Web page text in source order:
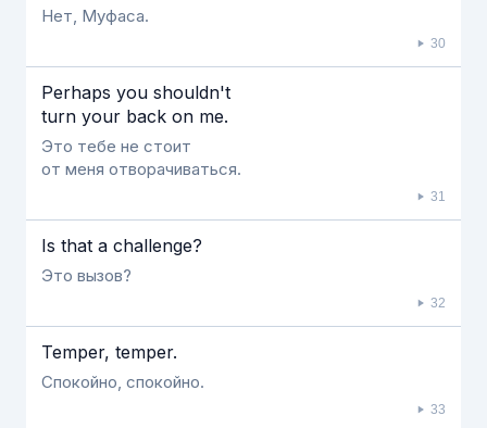
Нет, Муфаса.
30
Perhaps you shouldn't
turn your back on me.
Это тебе не стоит
от меня отворачиваться.
31
Ιs that a challenge?
Это вызов?
32
Temper, temper.
Спокойно, спокойно.
33